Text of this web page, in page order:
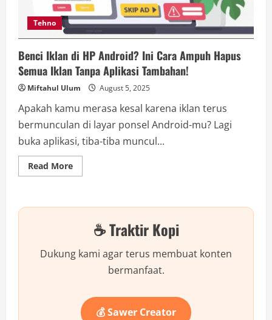
Tehno
Benci Iklan di HP Android? Ini Cara Ampuh Hapus
Semua Iklan Tanpa Aplikasi Tambahan!
Miftahul Ulum August 5, 2025
Apakah kamu merasa kesal karena iklan terus
bermunculan di layar ponsel Android-mu? Lagi
buka aplikasi, tiba-tiba muncul...
Read MoreRead
more
di
Android?
Ampuh
Hapus
Tambahan!
☕ Traktir Kopi
Dukung kami agar terus membuat konten
bermanfaat.
💰 Sawer Creator